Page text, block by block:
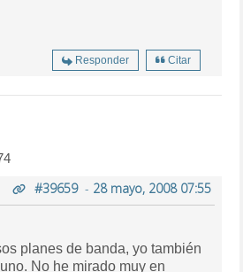
Responder Citar
#39659- 28 mayo, 2008 07:55
planes de banda, yo también
No he mirado muy en